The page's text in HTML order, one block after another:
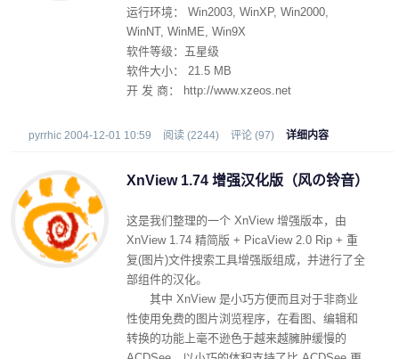
运行环境： Win2003, WinXP, Win2000,
WinNT, WinME, Win9X
软件等级：五星级
软件大小： 21.5 MB
开 发 商： http://www.xzeos.net
pyrrhic 2004-12-01 10:59 阅读 (2244) 评论 (97) 详细内容
XnView 1.74 增强汉化版（风の铃音）
这是我们整理的一个 XnView 增强版本，由
XnView 1.74 精简版 + PicaView 2.0 Rip + 重
复(图片)文件搜索工具增强版组成，并进行了全
部组件的汉化。
其中 XnView 是小巧方便而且对于非商业
性使用免费的图片浏览程序，在看图、编辑和
转换的功能上毫不逊色于越来越臃肿缓慢的